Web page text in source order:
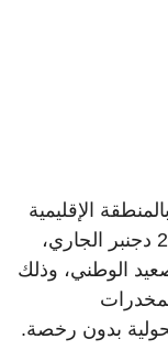
الإقليمية
للأمن بمدينة برشيد، زوال يوم الثلاثاء 20 دجنبر الجاري،
الوطني، وذلك
بدون رخصة.